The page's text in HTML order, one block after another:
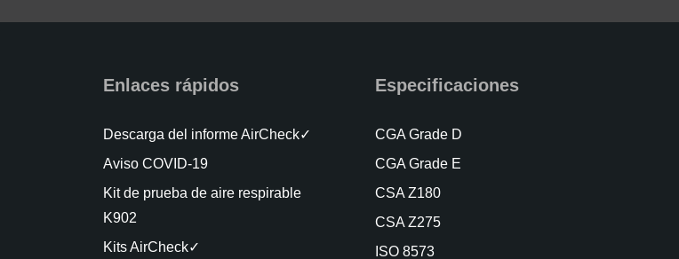
Enlaces rápidos
Descarga del informe AirCheck✓
Aviso COVID-19
Kit de prueba de aire respirable
K902
Kits AirCheck✓
Especificaciones
CGA Grade D
CGA Grade E
CSA Z180
CSA Z275
ISO 8573